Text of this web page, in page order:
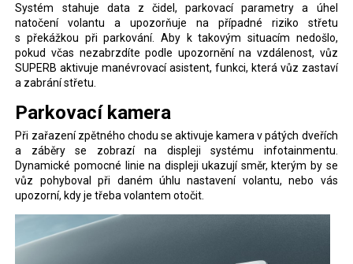
Systém stahuje data z čidel, parkovací parametry a úhel
natočení volantu a upozorňuje na případné riziko střetu
s překážkou při parkování. Aby k takovým situacím nedošlo,
pokud včas nezabrzdíte podle upozornění na vzdálenost, vůz
SUPERB aktivuje manévrovací asistent, funkci, která vůz zastaví
a zabrání střetu.
Parkovací kamera
Při zařazení zpětného chodu se aktivuje kamera v pátých dveřích
a záběry se zobrazí na displeji systému infotainmentu.
Dynamické pomocné linie na displeji ukazují směr, kterým by se
vůz pohyboval při daném úhlu nastavení volantu, nebo vás
upozorní, kdy je třeba volantem otočit.